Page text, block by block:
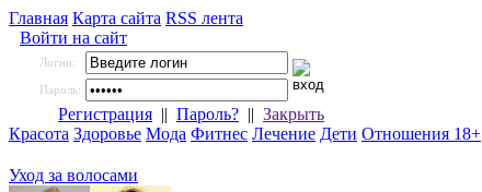
Главная Карта сайта RSS лента
Войти на сайт
Логин:
Пароль:
Регистрация || Пароль? || Закрыть
Красота Здоровье Мода Фитнес Лечение Дети Отношения 18+
Уход за волосами